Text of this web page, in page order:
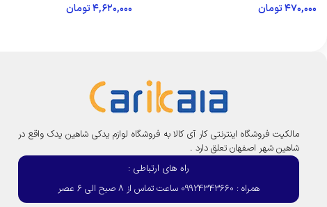
۴۷۰,۰۰۰تومان
۴,۶۲۰,۰۰۰تومان
مالکیت فروشگاه اینترنتی کار آی کالا به فروشگاه لوازم یدکی شاهین یدک واقع در
شاهین شهر اصفهان تعلق دارد .
راه های ارتباطی :
همراه : 09924343660 ساعت تماس از 8 صبح الی 6 عصر